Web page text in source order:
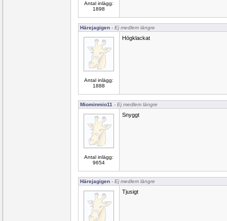
Antal inlägg:
1898
Härejagigen - Ej medlem längre
Antal inlägg:
1888
Högklackat
Miominmio11 - Ej medlem längre
Antal inlägg:
9654
Snyggt
Härejagigen - Ej medlem längre
Tjusigt